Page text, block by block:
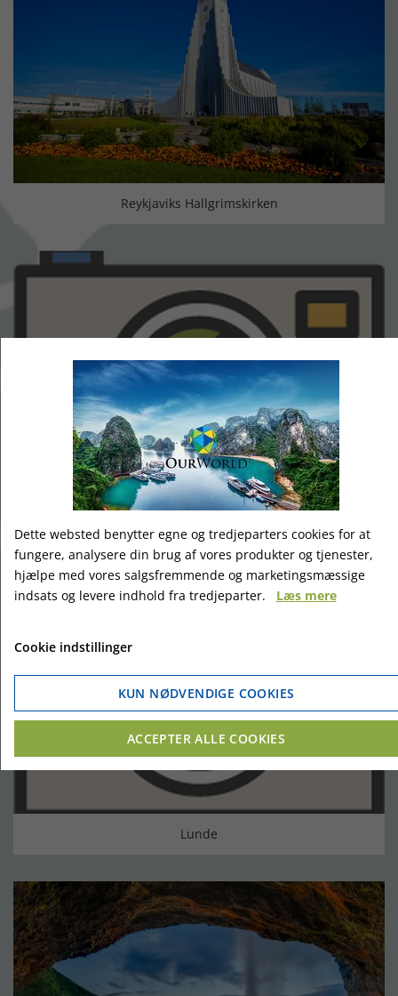
Reykjaviks Hallgrimskirken
Lunde
Dette websted benytter egne og tredjeparters cookies for at
fungere, analysere din brug af vores produkter og tjenester,
hjælpe med vores salgsfremmende og marketingsmæssige
indsats og levere indhold fra tredjeparter.
Læs mere
Cookie indstillinger
KUN NØDVENDIGE COOKIES
ACCEPTER ALLE COOKIES